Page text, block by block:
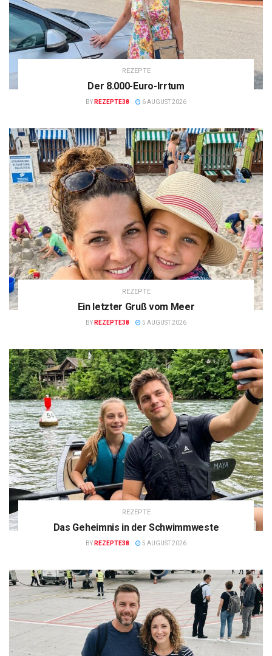
REZEPTE
Der 8.000-Euro-Irrtum
BY REZEPTE38 6 AUGUST 2026
REZEPTE
Ein letzter Gruß vom Meer
BY REZEPTE38 5 AUGUST 2026
REZEPTE
Das Geheimnis in der Schwimmweste
BY REZEPTE38 5 AUGUST 2026